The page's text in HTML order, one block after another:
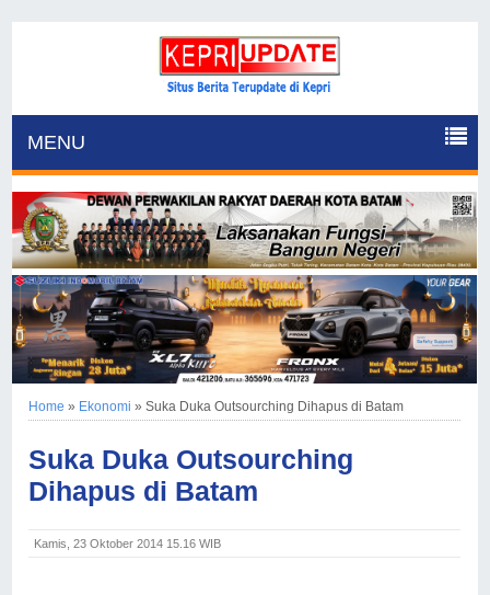
MENU
Home » Ekonomi »Suka Duka Outsourching Dihapus di Batam
Suka Duka Outsourching
Dihapus di Batam
Kamis, 23 Oktober 2014 15.16 WIB